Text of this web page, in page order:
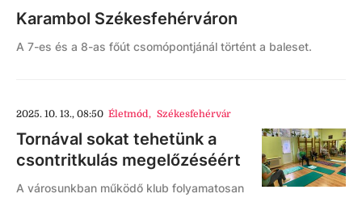
Karambol Székesfehérváron
A 7-es és a 8-as főút csomópontjánál történt a baleset.
2025. 10. 13., 08:50 Életmód, Székesfehérvár
Tornával sokat tehetünk a
csontritkulás megelőzéséért
A városunkban működő klub folyamatosan